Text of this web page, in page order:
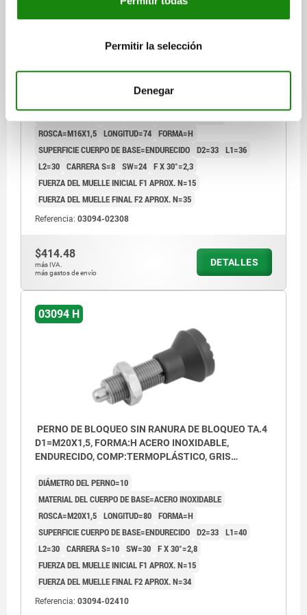
Permitir la selección
Denegar
PERNO DE BLOQUEO SIN RANURA DE BLOQUEO TA.3
ENDURECIDO, COMP:TERMOPLÁSTICO, GRIS
ROSCA=M16X1,5 LONGITUD=74 FORMA=H
SUPERFICIE CUERPO DE BASE=ENDURECIDO D2=33 L1=36
L2=30 CARRERA S=8 SW=24 F X 30°=2,3
FUERZA DEL MUELLE INICIAL F1 APROX. N=15
FUERZA DEL MUELLE FINAL F2 APROX. N=35
Referencia: 03094-02308
$414.48
más IVA.
más gastos de envío
DETALLES
03094 H
PERNO DE BLOQUEO SIN RANURA DE BLOQUEO TA.4
D1=M20X1,5, FORMA:H ACERO INOXIDABLE,
ENDURECIDO, COMP:TERMOPLÁSTICO, GRIS
DIÁMETRO DEL PERNO=10
MATERIAL DEL CUERPO DE BASE=ACERO INOXIDABLE
ROSCA=M20X1,5 LONGITUD=80 FORMA=H
SUPERFICIE CUERPO DE BASE=ENDURECIDO D2=33 L1=40
L2=30 CARRERA S=10 SW=30 F X 30°=2,8
FUERZA DEL MUELLE INICIAL F1 APROX. N=15
FUERZA DEL MUELLE FINAL F2 APROX. N=34
Referencia: 03094-02410